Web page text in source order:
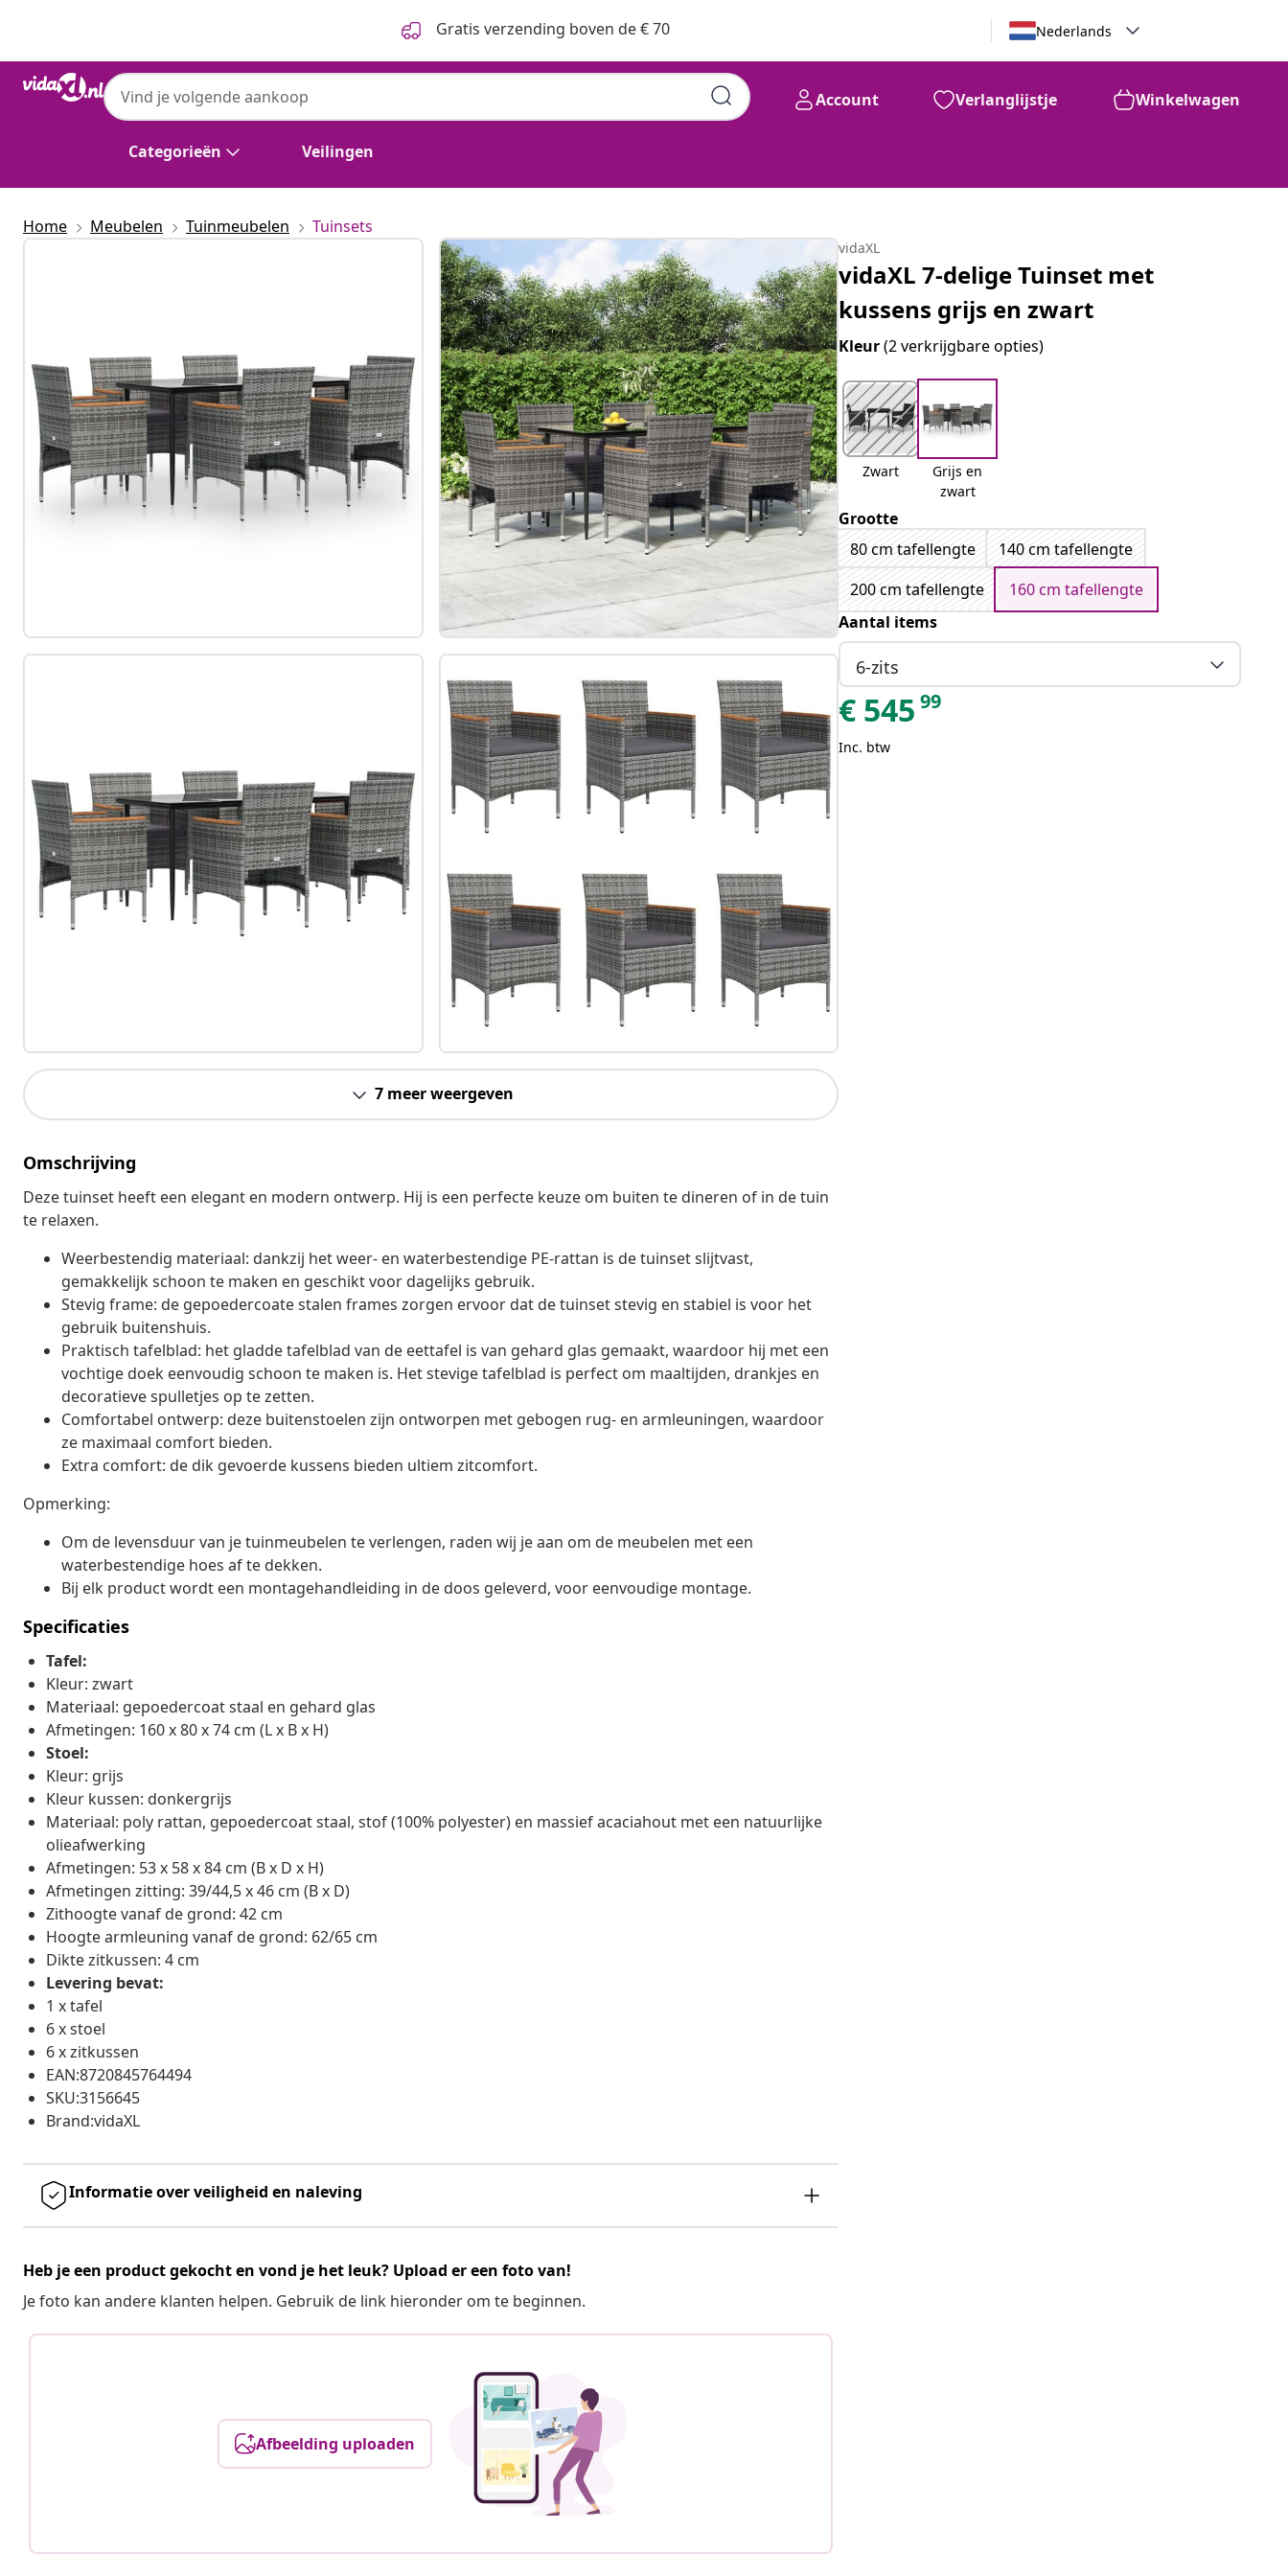
Gratis verzending boven de € 70 Nederlands
Categorieën Veilingen
Account Verlanglijstje Winkelwagen
Home Meubelen Tuinmeubelen Tuinsets
7 meer weergeven
Omschrijving
Deze tuinset heeft een elegant en modern ontwerp. Hij is een perfecte keuze om buiten te dineren of in de tuin
te relaxen.
Weerbestendig materiaal: dankzij het weer- en waterbestendige PE-rattan is de tuinset slijtvast,
gemakkelijk schoon te maken en geschikt voor dagelijks gebruik.
Stevig frame: de gepoedercoate stalen frames zorgen ervoor dat de tuinset stevig en stabiel is voor het
gebruik buitenshuis.
Praktisch tafelblad: het gladde tafelblad van de eettafel is van gehard glas gemaakt, waardoor hij met een
vochtige doek eenvoudig schoon te maken is. Het stevige tafelblad is perfect om maaltijden, drankjes en
decoratieve spulletjes op te zetten.
Comfortabel ontwerp: deze buitenstoelen zijn ontworpen met gebogen rug- en armleuningen, waardoor
ze maximaal comfort bieden.
Extra comfort: de dik gevoerde kussens bieden ultiem zitcomfort.
Opmerking:
Om de levensduur van je tuinmeubelen te verlengen, raden wij je aan om de meubelen met een
waterbestendige hoes af te dekken.
Bij elk product wordt een montagehandleiding in de doos geleverd, voor eenvoudige montage.
Specificaties
Tafel:
Kleur: zwart
Materiaal: gepoedercoat staal en gehard glas
Afmetingen: 160 x 80 x 74 cm (L x B x H)
Stoel:
Kleur: grijs
Kleur kussen: donkergrijs
Materiaal: poly rattan, gepoedercoat staal, stof (100% polyester) en massief acaciahout met een natuurlijke
olieafwerking
Afmetingen: 53 x 58 x 84 cm (B x D x H)
Afmetingen zitting: 39/44,5 x 46 cm (B x D)
Zithoogte vanaf de grond: 42 cm
Hoogte armleuning vanaf de grond: 62/65 cm
Dikte zitkussen: 4 cm
Levering bevat:
1 x tafel
6 x stoel
6 x zitkussen
EAN:8720845764494
SKU:3156645
Brand:vidaXL
Informatie over veiligheid en naleving
Heb je een product gekocht en vond je het leuk? Upload er een foto van!
Je foto kan andere klanten helpen. Gebruik de link hieronder om te beginnen.
Afbeelding uploaden
vidaXL
vidaXL 7-delige Tuinset met
kussens grijs en zwart
Kleur(2 verkrijgbare opties)
Zwart
Grijs en
zwart
Grootte
80 cm tafellengte
140 cm tafellengte
200 cm tafellengte
160 cm tafellengte
Aantal items
6-zits
€ 545 99
Inc. btw